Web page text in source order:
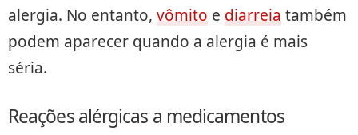
alergia. No entanto, vômito e diarreia também
podem aparecer quando a alergia é mais
séria.
Reações alérgicas a medicamentos